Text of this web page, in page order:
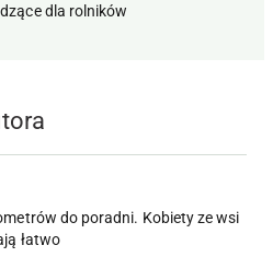
dla rolników
do poradni. Kobiety ze wsi
łatwo